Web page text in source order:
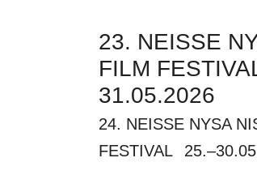
23. NEISSE
FILM
31.05.2026
24. NEISSE NYSA
FESTIVAL